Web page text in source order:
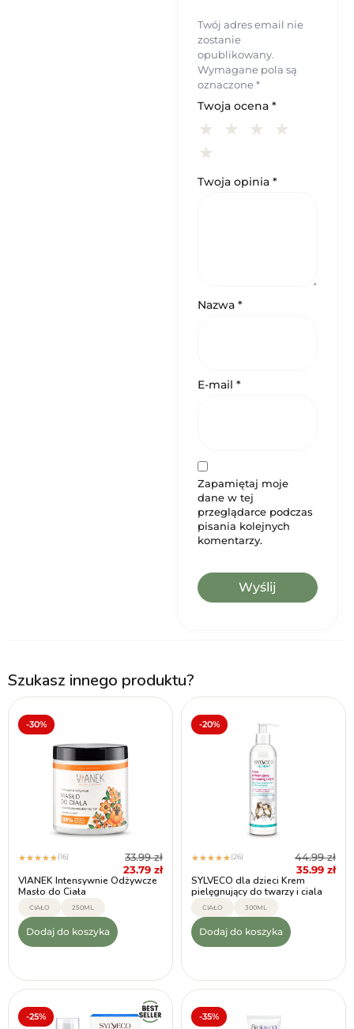
Twój adres email nie
zostanie
opublikowany.
Wymagane pola są
oznaczone*
Twoja ocena *
Twoja opinia *
Nazwa *
E-mail *
Zapamiętaj moje
dane w tej
przeglądarce podczas
pisania kolejnych
komentarzy.
Szukasz innego produktu?
-30%
★★★★★(16) 33.99zł
23.79 zł
VIANEK Intensywnie Odżywcze
Masło do Ciała
CIAŁO 250ML
Dodaj do koszyka
-20%
★★★★★(26) 44.99zł
35.99 zł
SYLVECO dla dzieci Krem
pielęgnujący do twarzy i ciala
CIAŁO 300ML
Dodaj do koszyka
-25% -35%